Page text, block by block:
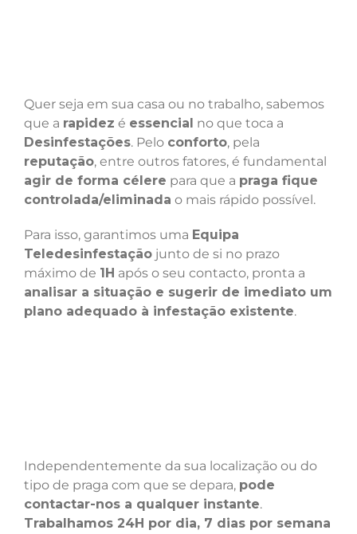
Quer seja em sua casa ou no trabalho, sabemos
que a rapidez é essencial no que toca a
Desinfestações. Pelo conforto, pela
reputação, entre outros fatores, é fundamental
agir de forma célere para que a praga fique
controlada/eliminada o mais rápido possível.
Para isso, garantimos uma Equipa
Teledesinfestação junto de si no prazo
máximo de 1H após o seu contacto, pronta a
analisar a situação e sugerir de imediato um
plano adequado à infestação existente.
Independentemente da sua localização ou do
tipo de praga com que se depara, pode
contactar-nos a qualquer instante.
Trabalhamos 24H por dia, 7 dias por semana